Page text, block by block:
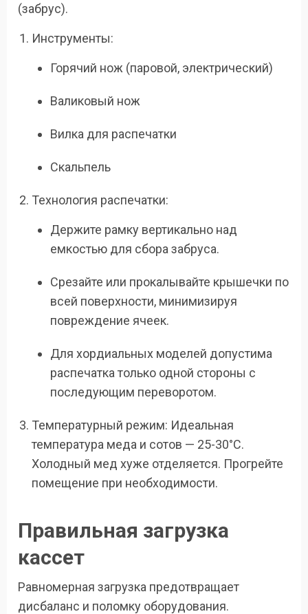
(забрус).
Инструменты:
Горячий нож (паровой, электрический)
Валиковый нож
Вилка для распечатки
Скальпель
Технология распечатки:
Держите рамку вертикально над
емкостью для сбора забруса.
Срезайте или прокалывайте крышечки по
всей поверхности, минимизируя
повреждение ячеек.
Для хордиальных моделей допустима
распечатка только одной стороны с
последующим переворотом.
Температурный режим: Идеальная
температура меда и сотов — 25-30°C.
Холодный мед хуже отделяется. Прогрейте
помещение при необходимости.
Правильная загрузка
кассет
Равномерная загрузка предотвращает
дисбаланс и поломку оборудования.